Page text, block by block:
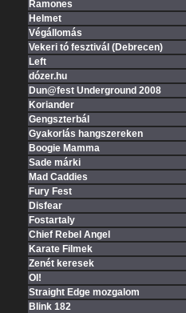
Ramones
Helmet
Végállomás
Vekeri tó fesztivál (Debrecen)
Left
dózer.hu
Dun@fest Underground 2008
Koriander
Gengszterbál
Gyakorlás hangszereken
Boogie Mamma
Sade márki
Mad Caddies
Fury Fest
Disfear
Fostartaly
Chief Rebel Angel
Karate Filmek
Zenét keresek
OI!
Straight Edge mozgalom
Blink 182